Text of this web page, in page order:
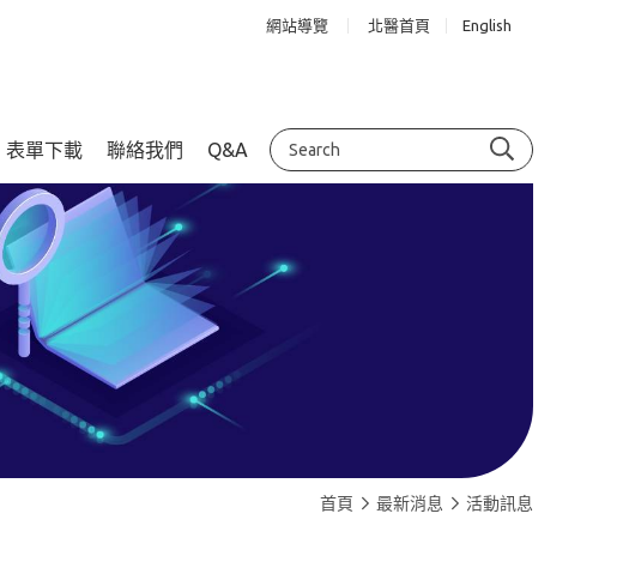
網站導覽 北醫首頁 English
表單下載 聯絡我們 Q&A
首頁 最新消息 活動訊息